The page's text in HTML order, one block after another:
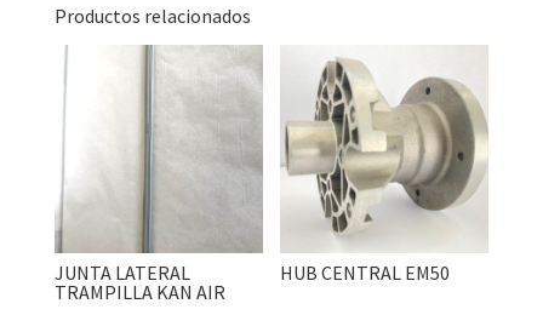
Productos relacionados
JUNTA LATERAL
TRAMPILLA KAN AIR
HUB CENTRAL EM50